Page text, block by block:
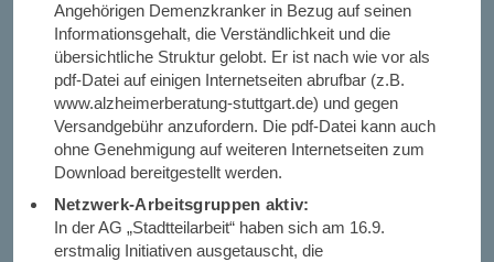
Angehörigen Demenzkranker in Bezug auf seinen
Informationsgehalt, die Verständlichkeit und die
übersichtliche Struktur gelobt. Er ist nach wie vor als
pdf-Datei auf einigen Internetseiten abrufbar (z.B.
www.alzheimerberatung-stuttgart.de) und gegen
Versandgebühr anzufordern. Die pdf-Datei kann auch
ohne Genehmigung auf weiteren Internetseiten zum
Download bereitgestellt werden.
Netzwerk-Arbeitsgruppen aktiv:
In der AG „Stadtteilarbeit“ haben sich am 16.9.
erstmalig Initiativen ausgetauscht, die